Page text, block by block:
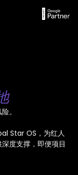
。
Star OS，为红人
度支撑，即便项目